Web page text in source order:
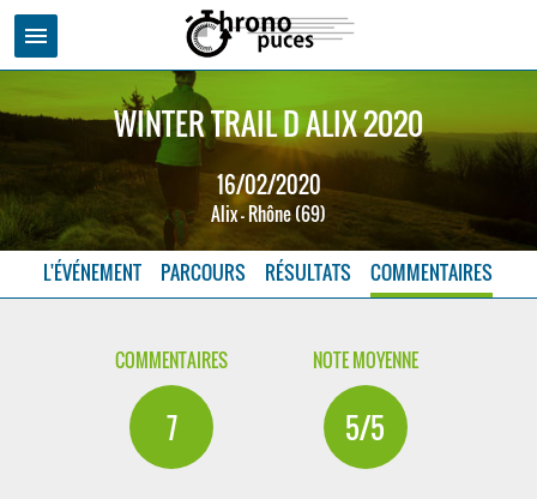
menu
WINTER TRAIL D ALIX 2020
16/02/2020
Alix - Rhône (69)
L'ÉVÉNEMENT PARCOURS RÉSULTATS COMMENTAIRES
COMMENTAIRES
7
NOTE MOYENNE
5/5